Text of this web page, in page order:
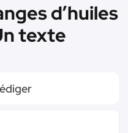
d’huiles
texte